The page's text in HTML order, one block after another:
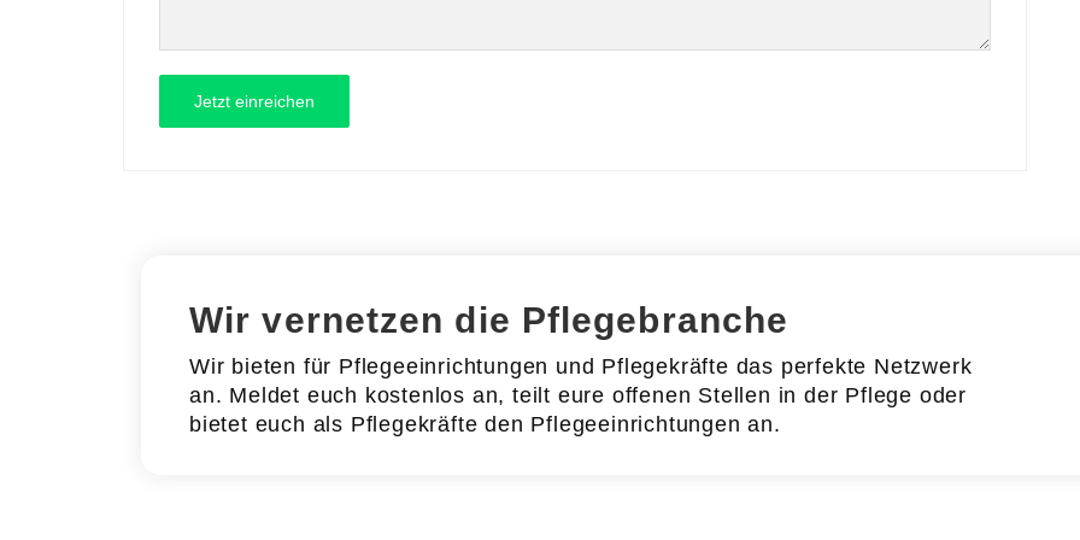
Wir vernetzen die Pflegebranche
Wir bieten für Pflegeeinrichtungen und Pflegekräfte das perfekte Netzwerk
an. Meldet euch kostenlos an, teilt eure offenen Stellen in der Pflege oder
bietet euch als Pflegekräfte den Pflegeeinrichtungen an.